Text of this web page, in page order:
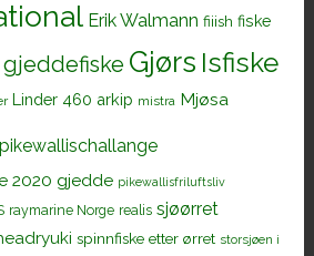
Erik Walmann fiiish fiske
gjeddefiske Gjørs Isfiske
Linder 460 arkip mistra Mjøsa
pikewallischallange
2020 gjedde pikewallisfriluftsliv
raymarine Norge realis sjøørret
spinnfiske etter ørret storsjøen i